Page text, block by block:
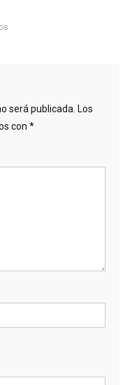
será publicada. Los
con *